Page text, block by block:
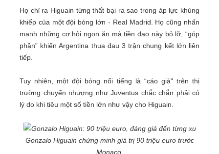
Họ chỉ ra Higuain từng thất bại ra sao trong áp lực khủng
khiếp của một đội bóng lớn - Real Madrid. Họ cũng nhấn
mạnh những cơ hội ngon ăn mà tiền đạo này bỏ lỡ, “góp
phần” khiến Argentina thua đau 3 trận chung kết lớn liên
tiếp.
Tuy nhiên, một đội bóng nổi tiếng là “cáo già" trên thị
trường chuyển nhượng như Juventus chắc chắn phải có
lý do khi tiêu một số tiền lớn như vậy cho Higuain.
Gonzalo Higuain chứng minh giá trị 90 triệu euro trước
Monaco.